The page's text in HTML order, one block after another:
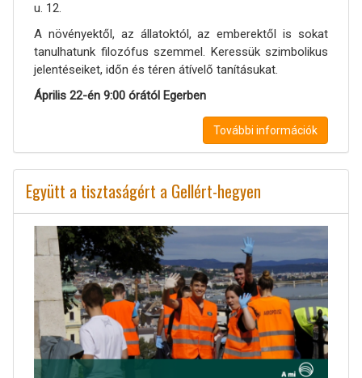
u. 12.
A növényektől, az állatoktól, az emberektől is sokat
tanulhatunk filozófus szemmel. Keressük szimbolikus
jelentéseiket, időn és téren átívelő tanításukat.
Április 22-én 9:00 órától Egerben
További információk
Együtt a tisztaságért a Gellért-hegyen